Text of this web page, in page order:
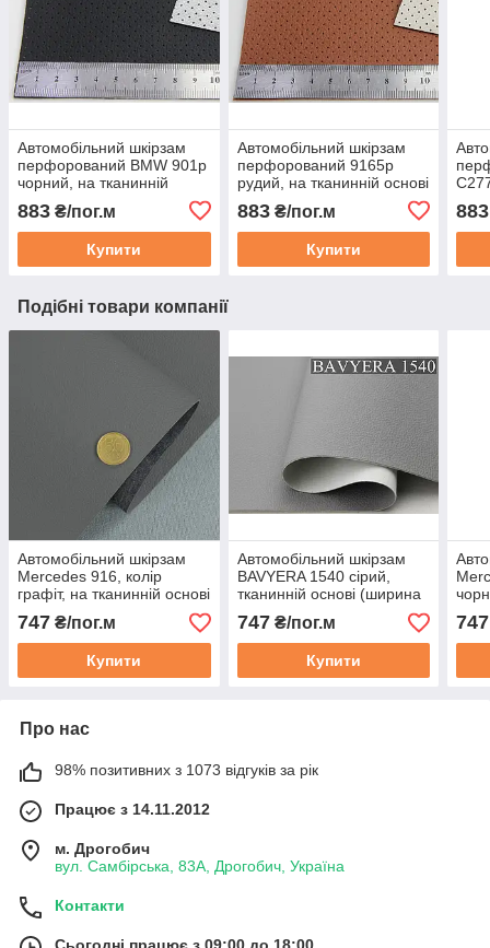
Автомобільний шкірзам
перфорований BMW 901p
чорний, на тканинній
Туреччина
883 ₴/пог.м
Купити
Автомобільний шкірзам
перфорований 9165p
рудий, на тканинній основі
Туреччина
883₴/пог.м
Купити
1,40
883
Подібні товари компанії
Автомобільний шкірзам
Mercedes 916, колір
графіт, на тканинній основі
(ширина 1,40 м)
Туреччина
747 ₴/пог.м
Купити
Автомобільний шкірзам
BAVYERA 1540 сірий,
тканинній основі (ширина
1,40 м) Туреччина
747₴/пог.м
Купити
747
Про нас
98% позитивних з 1073 відгуків за рік
Працює з 14.11.2012
м. Дрогобич
вул. Самбірська, 83А, Дрогобич, Україна
Контакти